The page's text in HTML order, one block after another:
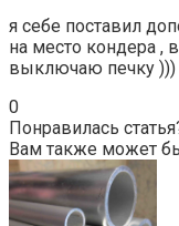
я себе поставил
на место кондера ,
выключаю печку )))
0
Понравилась
Вам также может